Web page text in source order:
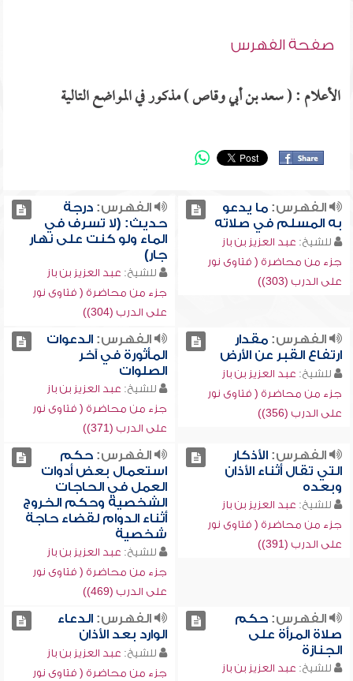
صفحة الفهرس
الأعلام : ( سعد بن أبي وقاص ) مذكور في المواضع التالية
الفهرس:ما يدعو
به المسلم في صلاته
للشيخ: عبد العزيز بن باز
جزء من محاضرة ( فتاوى نور
على الدرب (303))
الفهرس:درجة
حديث: (لا تسرف في
الماء ولو كنت على نهار
جار)
للشيخ: عبد العزيز بن باز
جزء من محاضرة ( فتاوى نور
على الدرب (304))
الفهرس:مقدار
ارتفاع القبر عن الأرض
للشيخ: عبد العزيز بن باز
جزء من محاضرة ( فتاوى نور
على الدرب (356))
الفهرس:الدعوات
المأثورة في آخر
الصلوات
للشيخ: عبد العزيز بن باز
جزء من محاضرة ( فتاوى نور
على الدرب (371))
الفهرس:الأذكار
التي تقال أثناء الأذان
وبعده
للشيخ: عبد العزيز بن باز
جزء من محاضرة ( فتاوى نور
على الدرب (391))
الفهرس:حكم
استعمال بعض أدوات
العمل في الحاجات
الشخصية وحكم الخروج
أثناء الدوام لقضاء حاجة
شخصية
للشيخ: عبد العزيز بن باز
جزء من محاضرة ( فتاوى نور
على الدرب (469))
الفهرس:حكم
صلاة المرأة على
الجنازة
للشيخ: عبد العزيز بن باز
الفهرس:الدعاء
الوارد بعد الأذان
للشيخ: عبد العزيز بن باز
جزء من محاضرة ( فتاوى نور